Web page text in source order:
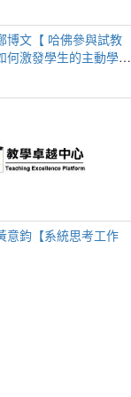
何激發學生的主動學習